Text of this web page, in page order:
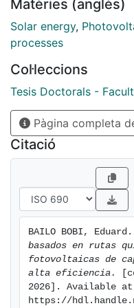
Matèries (anglès)
Solar energy,
processes
Col·leccions
Tesis Doctorals -
Pàgina completa
Citació
BAILO BOBI, Eduard.
basados en rutas
fotovoltaicas de
alta eficiencia.
2026]. Available
https://